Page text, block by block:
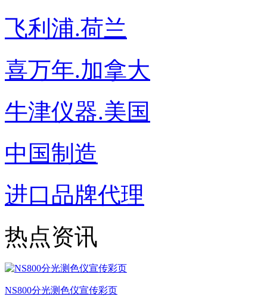
飞利浦.荷兰
喜万年.加拿大
牛津仪器.美国
中国制造
进口品牌代理
热点资讯
NS800分光测色仪宣传彩页